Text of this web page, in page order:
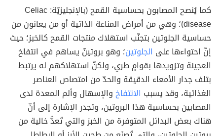
كما يُنصح المصابون بحساسية القمح (بالإنجليزيّة: Celiac
disease)؛ وهي من أمراض المناعة الذاتية أو من يعانون من
حساسية الجلوتين بتجنّب استهلاك منتجات القمح كالخبز؛ حيث
إنّ احتواءها على الجلوتين؛ وهو بروتينٌ يساهم في انتفاخ
العجينة وتزويدها بقوامٍ طري، ولكنّ استهلاكهم له يرتبط
بتلف جدار الأمعاء الدقيقة والحدّ من امتصاص العناصر
الغذائية، وقد يسبب الانتفاخوالإسهال وألم المعدة لدى
المصابين بحساسية هذا البروتين، وتجدر الإشارة إلى أنّ
هناك بعض البدائل المتوفرة من الخبز والتي تُعدُّ خالية من